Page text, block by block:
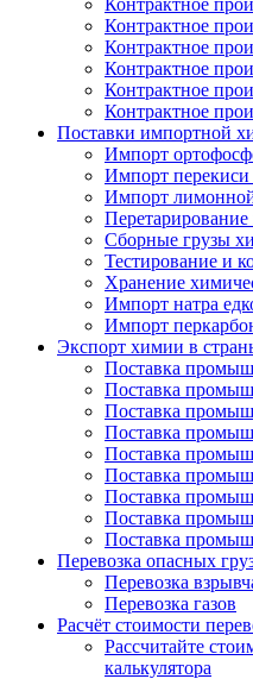
Контрактное
Контрактное
Контрактное
Контрактное
Контрактное
Контрактное
Поставки импортной
Импорт
Импорт перекиси
Импорт
Сборные грузы
Тестирование и
Хранение
Импорт натра
Импорт
Экспорт химии в
Поставка
Поставка
Поставка
Поставка
Поставка
Поставка
Поставка
Поставка
Поставка
Перевозка опасных
Перевозка
Перевозка газов
Расчёт стоимости
Рассчитайте
калькулятора